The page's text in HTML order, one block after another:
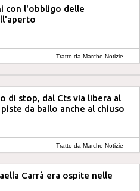
con l'obbligo delle
Tratto da Marche Notizie
di stop, dal Cts via libera al
da ballo anche al chiuso
Tratto da Marche Notizie
Carrà era ospite nelle